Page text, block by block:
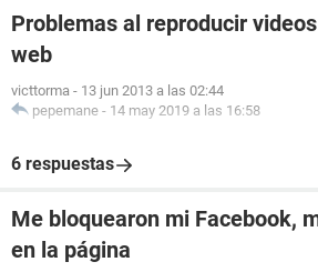
Problemas al reproducir
web
victtorma - 13 jun 2013 a las 02:44
pepemane - 14 may 2019 a las 16:58
6 respuestas
Me bloquearon mi Facebook,
en la página